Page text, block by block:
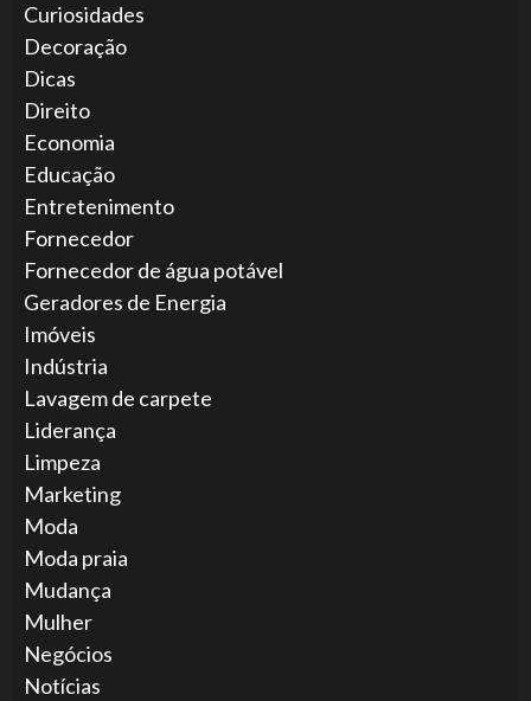
Curiosidades
Decoração
Dicas
Direito
Economia
Educação
Entretenimento
Fornecedor
Fornecedor de água potável
Geradores de Energia
Imóveis
Indústria
Lavagem de carpete
Liderança
Limpeza
Marketing
Moda
Moda praia
Mudança
Mulher
Negócios
Notícias